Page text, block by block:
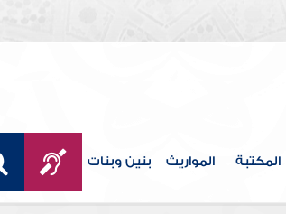
المكتبة المواريث بنين وبنات